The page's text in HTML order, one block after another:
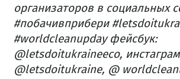
организаторов в социальных
#побачивприбери
#worldcleanupday фейсбук:
@letsdoitukraineeco,
@letsdoitukraine, @